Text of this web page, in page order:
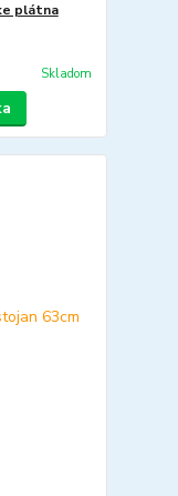
plátna
Skladom